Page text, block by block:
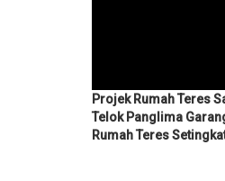
Projek Rumah Teres
Telok Panglima
Rumah Teres